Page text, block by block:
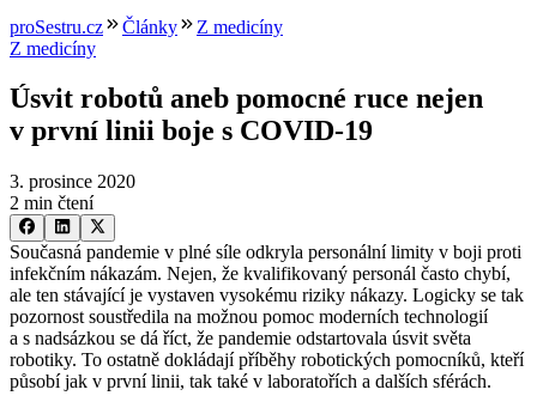
proSestru.cz Články
Z medicíny
Z medicíny
Úsvit robotů aneb pomocné ruce nejen
v první linii boje s COVID-19
3. prosince 2020
2 min čtení
Současná pandemie v plné síle odkryla personální limity v boji proti
infekčním nákazám. Nejen, že kvalifikovaný personál často chybí,
ale ten stávající je vystaven vysokému riziky nákazy. Logicky se tak
pozornost soustředila na možnou pomoc moderních technologií
a s nadsázkou se dá říct, že pandemie odstartovala úsvit světa
robotiky. To ostatně dokládají příběhy robotických pomocníků, kteří
působí jak v první linii, tak také v laboratořích a dalších sférách.